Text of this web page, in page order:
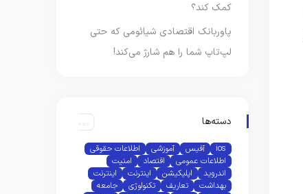
کمک کند؟
پاوربانک اقتصادی شیائومی که حتی
لپ‌تاپ شما را هم شارژ می‌کند!
دسته‌ها
ios آفیس آموزشی
اطلاعات حقوقی
اطلاعات عمومی
اقتصاد
امنیت
اندروید
اپلیکیشن اینترنت
اینترنت
بهداشت
تعاریف تکنولوژی
جامعه